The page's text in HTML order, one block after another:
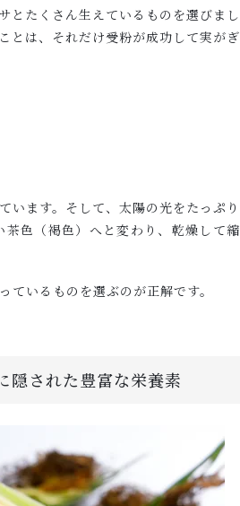
とたくさん生えているものを選びまし
とは、それだけ受粉が成功して実がぎ
います。そして、太陽の光をたっぷり
色（褐色）へと変わり、乾燥して縮
いるものを選ぶのが正解です。
隠された豊富な栄養素